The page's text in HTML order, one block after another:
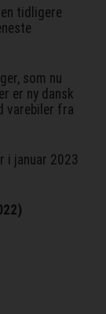
tidligere
som nu
er ny dansk
varebiler fra
i januar 2023